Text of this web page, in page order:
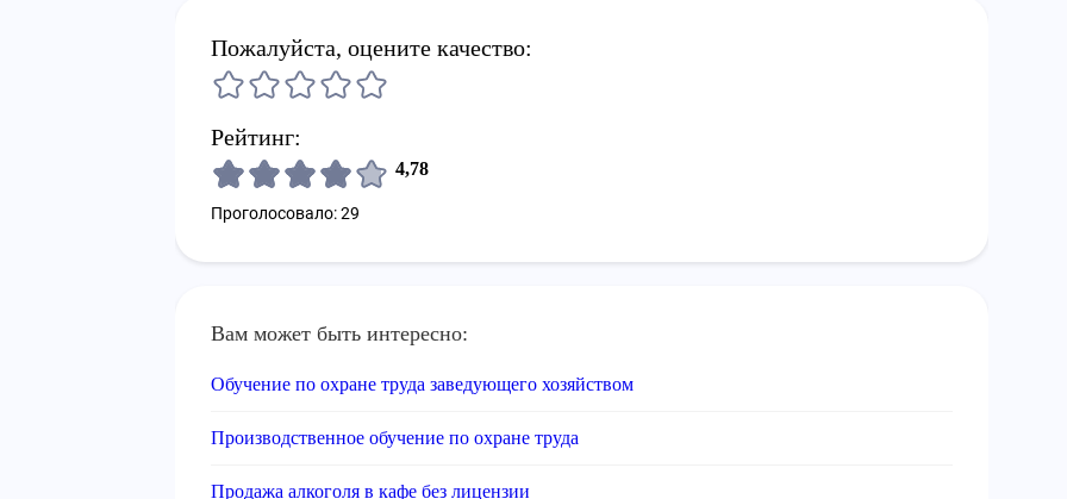
Пожалуйста, оцените качество:
Рейтинг:
4,78
Проголосовало: 29
Вам может быть интересно:
Обучение по охране труда заведующего хозяйством
Производственное обучение по охране труда
Продажа алкоголя в кафе без лицензии